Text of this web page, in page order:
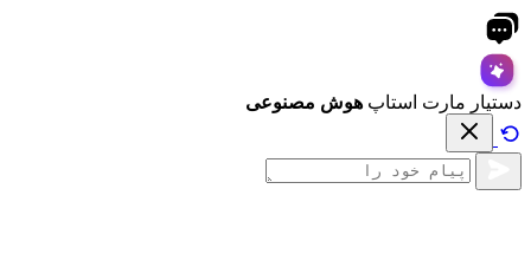
دستیار مارت استاپ هوش مصنوعی